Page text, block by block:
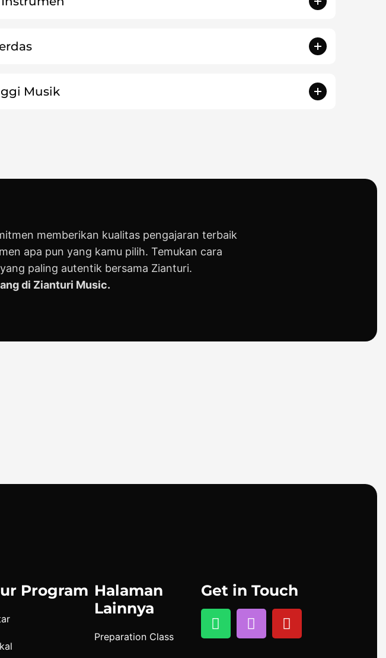
Musik
memberikan kualitas pengajaran terbaik
apa pun yang kamu pilih. Temukan cara
paling autentik bersama Zianturi.
di Zianturi Music.
Program Halaman
Lainnya
Preparation Class
Get in Touch